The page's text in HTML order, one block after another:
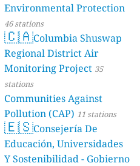
Environmental Protection
46 stations
🇨🇦Columbia Shuswap
Regional District Air
Monitoring Project 35
stations
Communities Against
Pollution (CAP) 11 stations
🇪🇸Consejería De
Educación, Universidades
Y Sostenibilidad - Gobierno